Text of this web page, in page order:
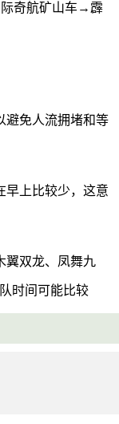
奇航矿山车→霹
避免人流拥堵和等
早上比较少，这意
翼双龙、凤舞九
时间可能比较